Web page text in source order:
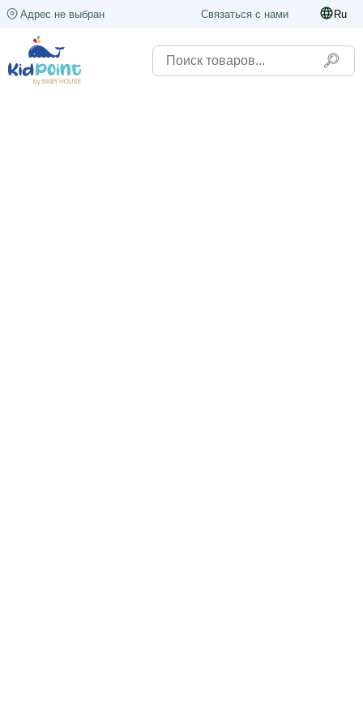
Адрес не выбран Связаться с нами Ru